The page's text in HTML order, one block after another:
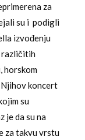
za
su i podigli
izvođenju
različitih
horskom
Njihov koncert
su
je da su na
za takvu vrstu